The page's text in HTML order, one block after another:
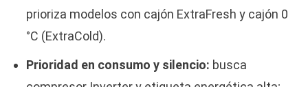
prioriza modelos con cajón ExtraFresh y cajón 0
°C (ExtraCold).
Prioridad en consumo y silencio: busca